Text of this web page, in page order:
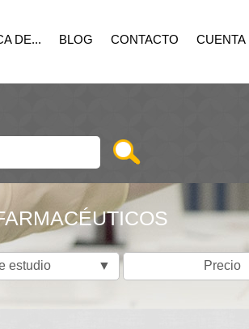
DE... BLOG CONTACTO CUENTA
estudio ▼ Precio